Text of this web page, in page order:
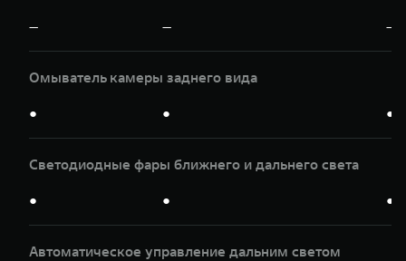
— — —
Омыватель камеры заднего вида
● ● ●
Светодиодные фары ближнего и дальнего света
● ● ●
Автоматическое управление дальним светом